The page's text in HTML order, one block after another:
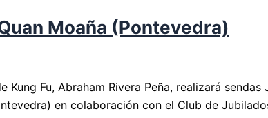
Moaña (Pontevedra)
Fu, Abraham Rivera Peña, realizará
en colaboración con el Club de